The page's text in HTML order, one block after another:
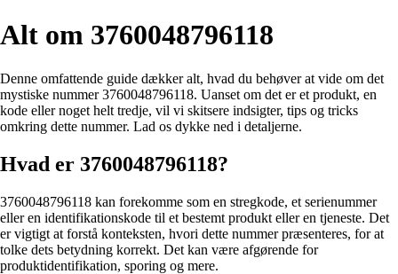
Alt om 3760048796118
Denne omfattende guide dækker alt, hvad du behøver at vide om det
mystiske nummer 3760048796118. Uanset om det er et produkt, en
kode eller noget helt tredje, vil vi skitsere indsigter, tips og tricks
omkring dette nummer. Lad os dykke ned i detaljerne.
Hvad er 3760048796118?
3760048796118 kan forekomme som en stregkode, et serienummer
eller en identifikationskode til et bestemt produkt eller en tjeneste. Det
er vigtigt at forstå konteksten, hvori dette nummer præsenteres, for at
tolke dets betydning korrekt. Det kan være afgørende for
produktidentifikation, sporing og mere.